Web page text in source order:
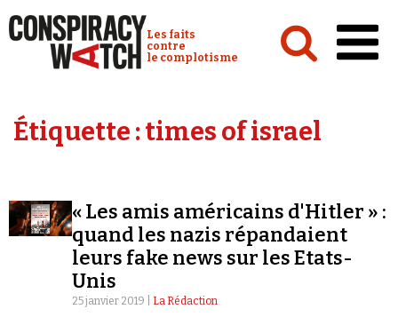
Conspiracy Watch :
Les faits
contre
le complotisme
Analyses
Vidéos
Émissions
Revues de presse
Étiquette :times of israel
« Les amis américains d'Hitler » :
quand les nazis répandaient
leurs fake news sur les Etats-
Unis
25 janvier 2019 | La Rédaction